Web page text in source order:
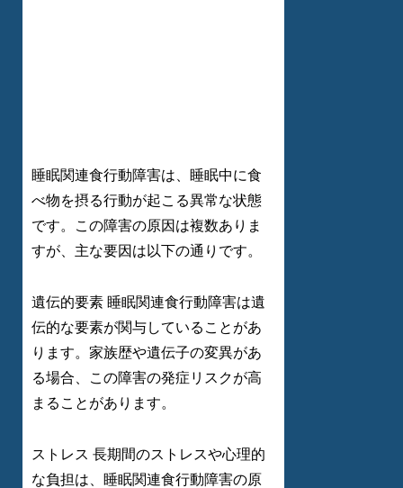
睡眠関連食行動障害は、睡眠中に食
べ物を摂る行動が起こる異常な状態
です。この障害の原因は複数ありま
すが、主な要因は以下の通りです。
遺伝的要素 睡眠関連食行動障害は遺
伝的な要素が関与していることがあ
ります。家族歴や遺伝子の変異があ
る場合、この障害の発症リスクが高
まることがあります。
ストレス 長期間のストレスや心理的
な負担は、睡眠関連食行動障害の原